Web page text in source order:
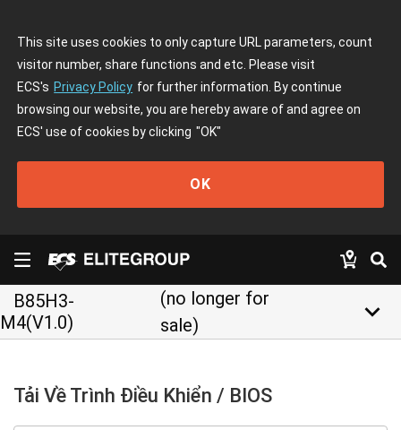
This site uses cookies to only capture URL parameters, count
visitor number, share functions and etc. Please visit
ECS's Privacy Policy for further information. By continue
browsing our website, you are hereby aware of and agree on
ECS' use of cookies by clicking "OK"
OK
B85H3-
M4(V1.0)
(no longer for
sale)
keyboard_arrow_down
Tải Về Trình Điều Khiển / BIOS